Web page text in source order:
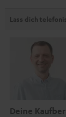
Lass dich
Deine